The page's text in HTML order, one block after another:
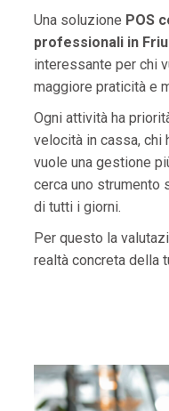
Una soluzione POS
professionali in
interessante per chi
maggiore praticità e
Ogni attività ha
velocità in cassa, chi
vuole una gestione
cerca uno strumento
di tutti i giorni.
Per questo la
realtà concreta della